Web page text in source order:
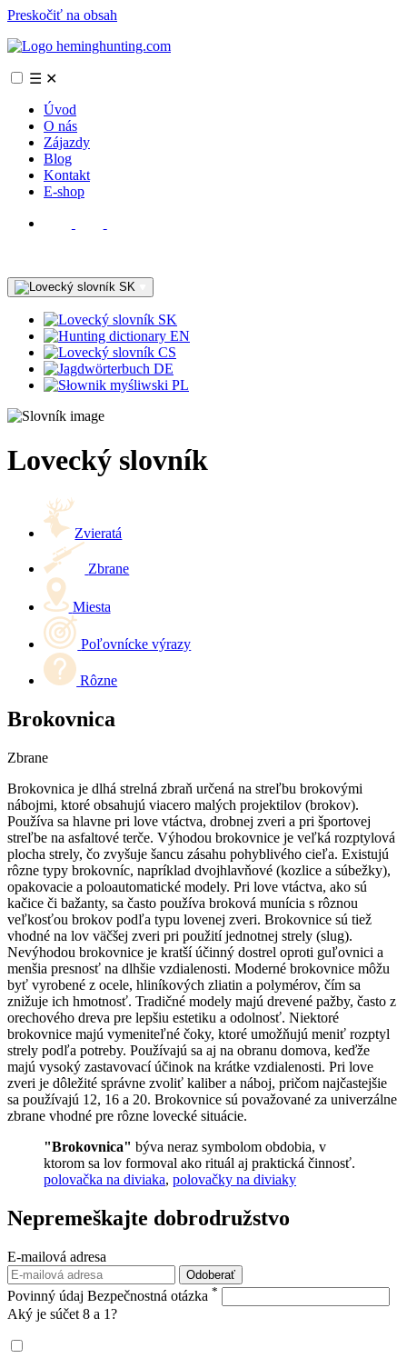
Preskočiť na obsah
☰ ✕
Úvod
O nás
Zájazdy
Blog
Kontakt
E-shop
SK
SK
EN
CS
DE
PL
Lovecký slovník
Zvieratá
Zbrane
Miesta
Poľovnícke výrazy
Rôzne
Brokovnica
Zbrane
Brokovnica je dlhá strelná zbraň určená na streľbu brokovými
nábojmi, ktoré obsahujú viacero malých projektilov (brokov).
Používa sa hlavne pri love vtáctva, drobnej zveri a pri športovej
streľbe na asfaltové terče. Výhodou brokovnice je veľká rozptylová
plocha strely, čo zvyšuje šancu zásahu pohyblivého cieľa. Existujú
rôzne typy brokovníc, napríklad dvojhlavňové (kozlice a súbežky),
opakovacie a poloautomatické modely. Pri love vtáctva, ako sú
kačice či bažanty, sa často používa broková munícia s rôznou
veľkosťou brokov podľa typu lovenej zveri. Brokovnice sú tiež
vhodné na lov väčšej zveri pri použití jednotnej strely (slug).
Nevýhodou brokovnice je kratší účinný dostrel oproti guľovnici a
menšia presnosť na dlhšie vzdialenosti. Moderné brokovnice môžu
byť vyrobené z ocele, hliníkových zliatin a polymérov, čím sa
znižuje ich hmotnosť. Tradičné modely majú drevené pažby, často z
orechového dreva pre lepšiu estetiku a odolnosť. Niektoré
brokovnice majú vymeniteľné čoky, ktoré umožňujú meniť rozptyl
strely podľa potreby. Používajú sa aj na obranu domova, keďže
majú vysoký zastavovací účinok na krátke vzdialenosti. Pri love
zveri je dôležité správne zvoliť kaliber a náboj, pričom najčastejšie
sa používajú 12, 16 a 20. Brokovnice sú považované za univerzálne
zbrane vhodné pre rôzne lovecké situácie.
"Brokovnica" býva neraz symbolom obdobia, v
ktorom sa lov formoval ako rituál aj praktická činnosť.
polovačka na diviaka, polovačky na diviaky
Nepremeškajte dobrodružstvo
E-mailová adresa
Odoberať
Povinný údaj Bezpečnostná otázka *
Aký je súčet 8 a 1?